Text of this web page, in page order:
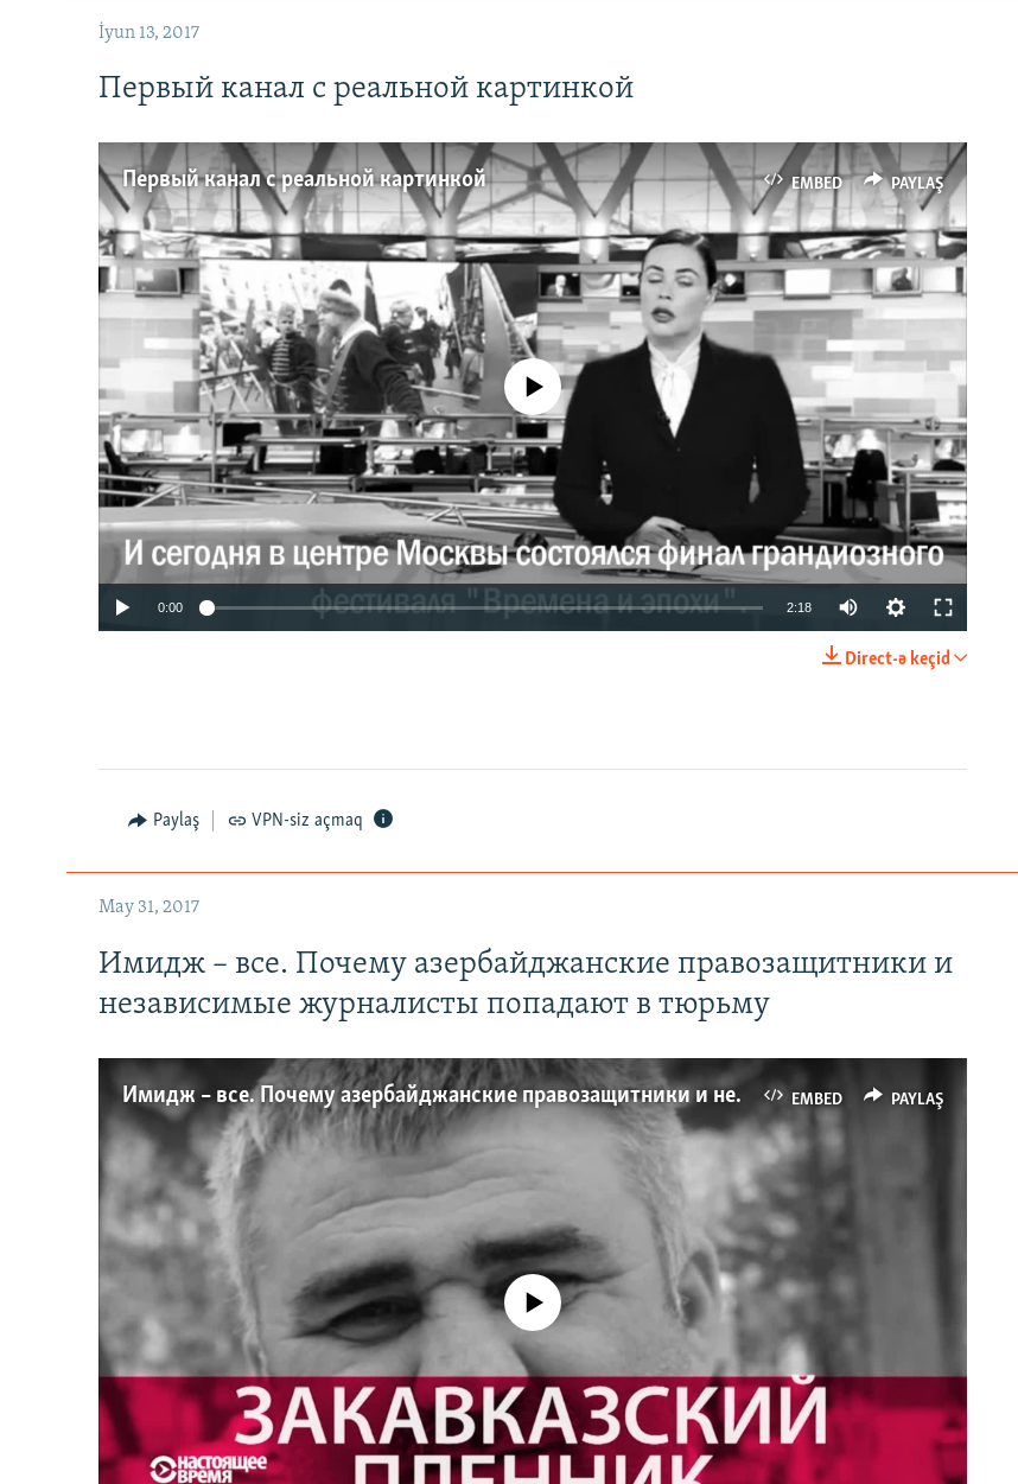
İyun 13, 2017
Первый канал с реальной картинкой
EMBED PAYLAŞ
Первый канал с реальной картинкой
No media source currently available
0:00 2:18
Direct-ə keçid
Paylaş VPN-siz açmaq
May 31, 2017
Имидж – все. Почему азербайджанские правозащитники и
независимые журналисты попадают в тюрьму
EMBED PAYLAŞ
Имидж – все. Почему азербайджанские правозащитники и независимые журналисты попадают в тюрьму
No media source currently available